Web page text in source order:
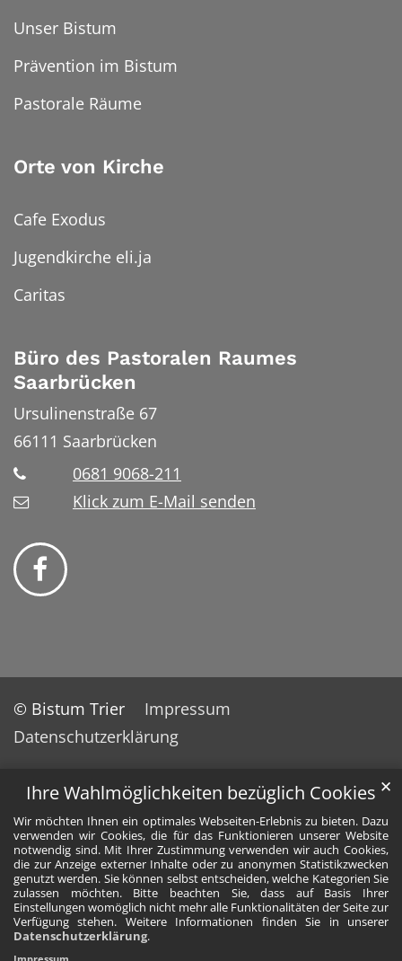
Ihre Wahlmöglichkeiten bezüglich Cookies
Wir möchten Ihnen ein optimales Webseiten-Erlebnis zu bieten. Dazu
verwenden wir Cookies, die für das Funktionieren unserer Website
notwendig sind. Mit Ihrer Zustimmung verwenden wir auch Cookies,
die zur Anzeige externer Inhalte oder zu anonymen Statistikzwecken
genutzt werden. Sie können selbst entscheiden, welche Kategorien Sie
zulassen möchten. Bitte beachten Sie, dass auf Basis Ihrer
Einstellungen womöglich nicht mehr alle Funktionalitäten der Seite zur
Verfügung stehen. Weitere Informationen finden Sie in unserer
Datenschutzerklärung.
✕
Unser Bistum
Prävention im Bistum
Pastorale Räume
Orte von Kirche
Cafe Exodus
Jugendkirche eli.ja
Caritas
Büro des Pastoralen Raumes
Saarbrücken
Ursulinenstraße 67
66111 Saarbrücken
0681 9068-211
Klick zum E-Mail senden
© Bistum Trier
Impressum
Datenschutzerklärung